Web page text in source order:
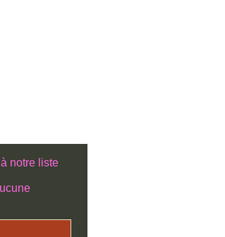
notre liste